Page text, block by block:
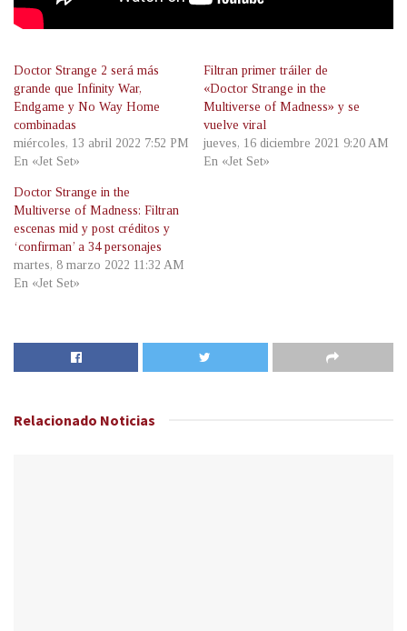
Doctor Strange 2 será más
grande que Infinity War,
Endgame y No Way Home
combinadas
miércoles, 13 abril 2022 7:52 PM
En «Jet Set»
Filtran primer tráiler de
«Doctor Strange in the
Multiverse of Madness» y se
vuelve viral
jueves, 16 diciembre 2021 9:20 AM
En «Jet Set»
Doctor Strange in the
Multiverse of Madness: Filtran
escenas mid y post créditos y
‘confirman’ a 34 personajes
martes, 8 marzo 2022 11:32 AM
En «Jet Set»
Relacionado Noticias